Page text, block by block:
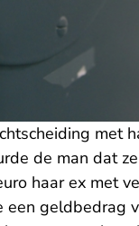
met
de man dat
haar ex met
geldbedrag